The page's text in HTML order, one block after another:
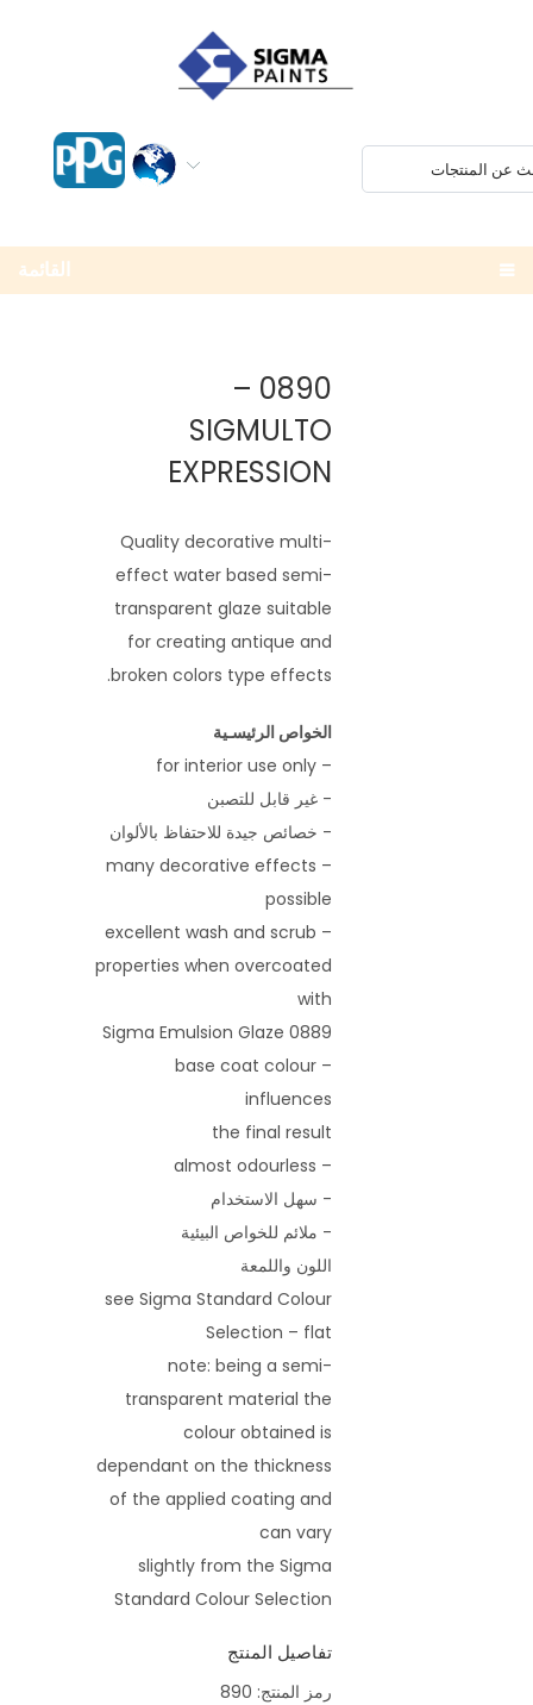
القائمة
0890 –
SIGMULTO
EXPRESSION
Quality decorative multi-
effect water based semi-
transparent glaze suitable
for creating antique and
broken colors type effects.
الخواص الرئيسـية
– for interior use only
- غير قابل للتصبن
- خصائص جيدة للاحتفاظ بالألوان
– many decorative effects
possible
– excellent wash and scrub
properties when overcoated
with
0889 Sigma Emulsion Glaze
– base coat colour
influences
the final result
– almost odourless
- سهل الاستخدام
- ملائم للخواص البيئية
اللون واللمعة
see Sigma Standard Colour
Selection – flat
note: being a semi-
transparent material the
colour obtained is
dependant on the thickness
of the applied coating and
can vary
slightly from the Sigma
Standard Colour Selection
تفاصيل المنتج
رمز المنتج: 890